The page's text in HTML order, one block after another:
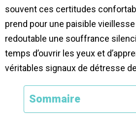
souvent ces certitudes
prend pour une paisible
redoutable une souffrance
temps d’ouvrir les yeux et
véritables signaux de détresse
Sommaire